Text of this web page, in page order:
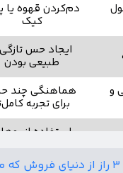
دم‌کردن قهوه یا
کیک
ایجاد حس تازگی و
طبیعی بودن
هماهنگی چند
برای تجربه کامل‌تر
استفاده از بوهای
مختلف فروشگاه
۳ راز از دنیای فروش که